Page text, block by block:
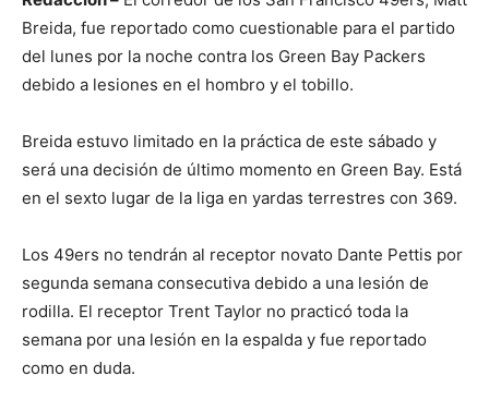
Breida, fue reportado como cuestionable para el partido
del lunes por la noche contra los Green Bay Packers
debido a lesiones en el hombro y el tobillo.
Breida estuvo limitado en la práctica de este sábado y
será una decisión de último momento en Green Bay. Está
en el sexto lugar de la liga en yardas terrestres con 369.
Los 49ers no tendrán al receptor novato Dante Pettis por
segunda semana consecutiva debido a una lesión de
rodilla. El receptor Trent Taylor no practicó toda la
semana por una lesión en la espalda y fue reportado
como en duda.